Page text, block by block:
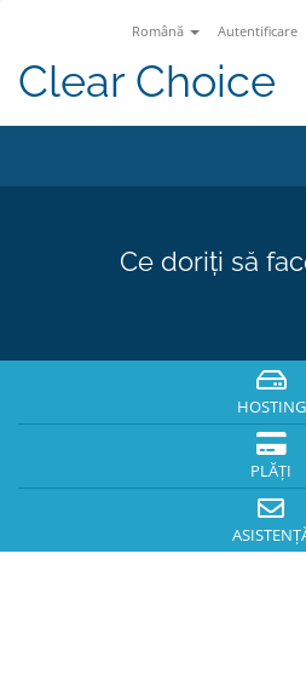
Română Autentificare
Clear Choice
Ce doriți să
HOSTING
PLĂȚI